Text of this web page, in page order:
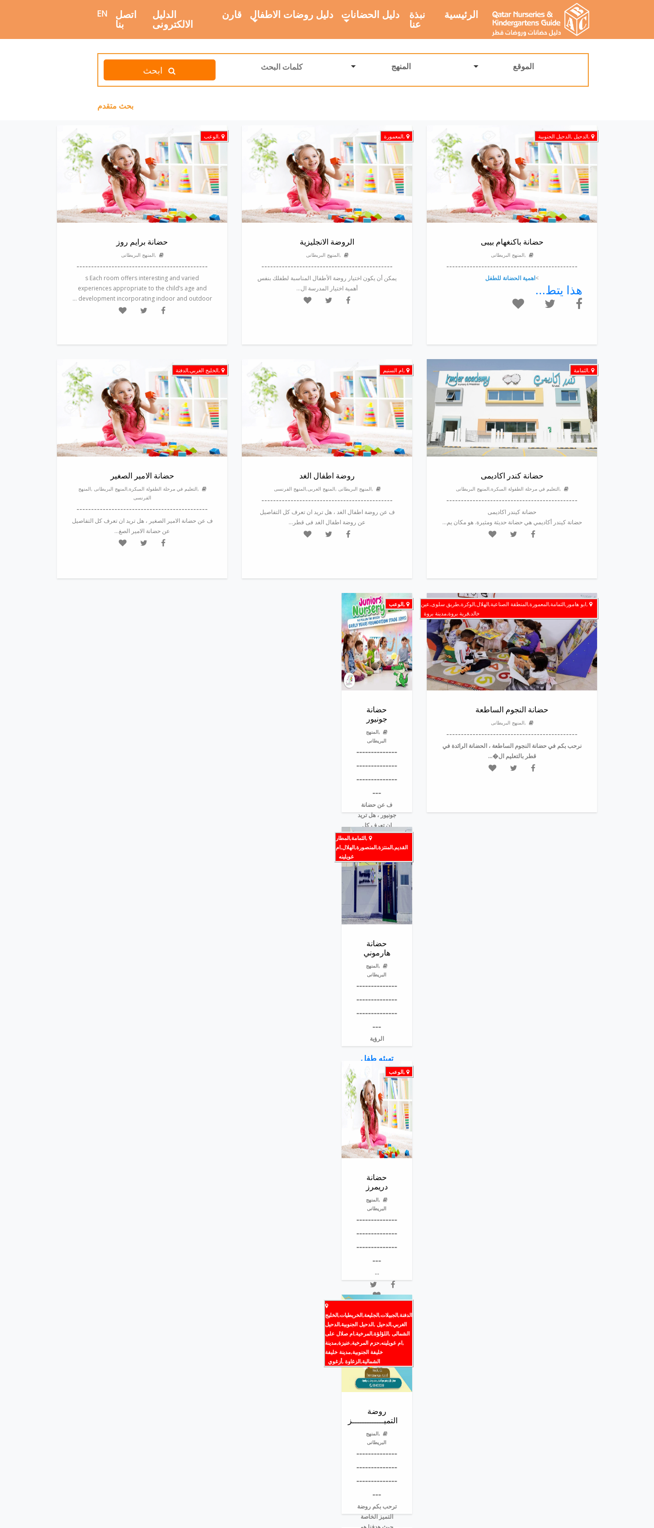
EN اتصل
بنا
الدليل
الالكترونى
قارن دليل روضات الاطفال دليل الحضانات نبذة
عنا
الرئيسية
ابحث المنهج الموقع
بحث متقدم
,الدحيل ,الدحيل الجنوبية
حضانة باكنغهام بيبى
,المنهج البريطانى
---------------------------------------------
>اهمية الحضانة للطفل
هذا يتط...
,المعمورة
الروضة الانجليزية
,المنهج البريطانى
---------------------------------------------
يمكن أن يكون اختيار روضة الأطفال المناسبة لطفلك بنفس
أهمية اختيار المدرسة ال...
,الوعب
حضانة برايم روز
,المنهج البريطانى
---------------------------------------------
s Each room offers interesting and varied
experiences appropriate to the child’s age and
development incorporating indoor and outdoor ...
,الثمامة
حضانة كندر اكاديمى
,التعليم في مرحلة الطفولة المبكرة,المنهج البريطانى
---------------------------------------------
حضانة كيندر اكاديمى
حضانة كيندر أكاديمي هي حضانة حديثة ومثيرة. هو مكان يم...
,ام السنيم
روضة اطفال الغد
,المنهج البريطانى ,المنهج العربى,المنهج الفرنسى
---------------------------------------------
ف عن روضة اطفال الغد ، هل تريد ان تعرف كل التفاصيل
عن روضة اطفال الغد فى قطر...
,الخليج الغربي,الدفنة
حضانة الامير الصغير
,التعليم في مرحلة الطفولة المبكرة,المنهج البريطانى ,المنهج
الفرنسى
---------------------------------------------
ف عن حضانة الامير الصغير ، هل تريد ان تعرف كل التفاصيل
عن حضانة الامير الصغ...
,ابو هامور,الثمامة,المعمورة,المنطقة الصناعية,الهلال,الوكرة,طريق سلوى,عين
خالد,قرية بروة,مدينة بروة
حضانة النجوم الساطعة
,المنهج البريطانى
---------------------------------------------
نرحب بكم في حضانة النجوم الساطعة ، الحضانة الرائدة في
قطر بالتعليم ال�...
,الوعب
حضانة
جونيور
,المنهج
البريطانى
--------------
--------------
--------------
---
ف عن حضانة
جونيور ، هل تريد
ان تعرف كل
التفاصيل عن
حضانة جونيور فى
,الثمامة,المطار
القديم,المنتزة,المنصورة,الهلال,ام
غويلينه
حضانة
هارموني
,المنهج
البريطانى
--------------
--------------
--------------
---
الرؤية
تهيئه طفل
سعيد هو
محور رسالة
هارموني
...
,الوعب
حضانة
دريمرز
,المنهج
البريطانى
--------------
--------------
--------------
---
...
الدفنة,الجبيلات,الجليعة,الخريطيات,الخليج
الغربي,الدحيل ,الدحيل الجنوبية,الدحيل
الشمالى ,اللؤلؤة,المرخية,ام صلال على
,ام غويلينه,حزم المرخية,عنيزة,مدينة
خليفة الجنوبية,مدينة خليفة
الشمالية,الزغاوة ,أزغوي
روضة
التميـــــــــــــز
,المنهج
البريطانى
--------------
--------------
--------------
---
ترحب بكم روضة
التميز الخاصة